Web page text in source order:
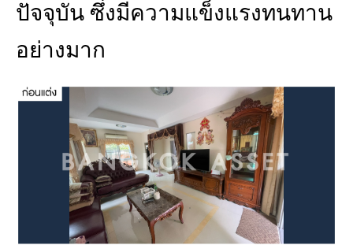
ปัจจุบัน ซึ่งมีความแข็งแรงทนทาน
อย่างมาก